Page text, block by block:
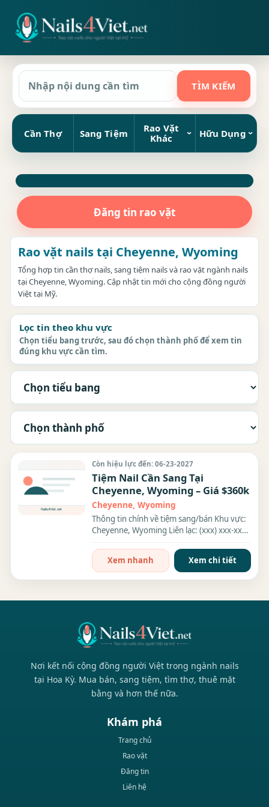
Cần Thợ Sang Tiệm
Rao Vặt
Khác
Hữu Dụng
Đăng tin rao vặt
Rao vặt nails tại Cheyenne, Wyoming
Tổng hợp tin cần thợ nails, sang tiệm nails và rao vặt ngành nails
tại Cheyenne, Wyoming. Cập nhật tin mới cho cộng đồng người
Việt tại Mỹ.
Lọc tin theo khu vực
Chọn tiểu bang trước, sau đó chọn thành phố để xem tin
đúng khu vực cần tìm.
Còn hiệu lực đến: 06-23-2027
Tiệm Nail Cần Sang Tại
Cheyenne, Wyoming – Giá $360k
Cheyenne, Wyoming
Thông tin chính về tiệm sang/bán Khu vực:
Cheyenne, Wyoming Liên lạc: (xxx) xxx-xxxx
Xem nhanh
Xem chi tiết
Nơi kết nối cộng đồng người Việt trong ngành nails
tại Hoa Kỳ. Mua bán, sang tiệm, tìm thợ, thuê mặt
bằng và hơn thế nữa.
Khám phá
Trang chủ
Rao vặt
Đăng tin
Liên hệ